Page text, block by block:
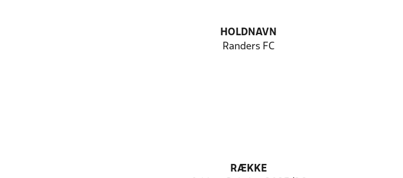
HOLDNAVN
Randers FC
RÆKKE